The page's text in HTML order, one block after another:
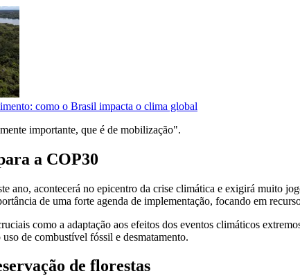
como o Brasil impacta o clima global
importante, que é de mobilização".
a COP30
ano, acontecerá no epicentro da crise climática e exigirá muito
de uma forte agenda de implementação, focando em
como a adaptação aos efeitos dos eventos climáticos
de combustível fóssil e desmatamento.
de florestas